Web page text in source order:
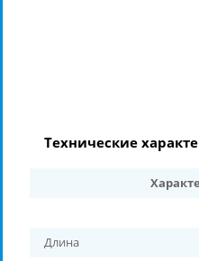
Технические
Длина